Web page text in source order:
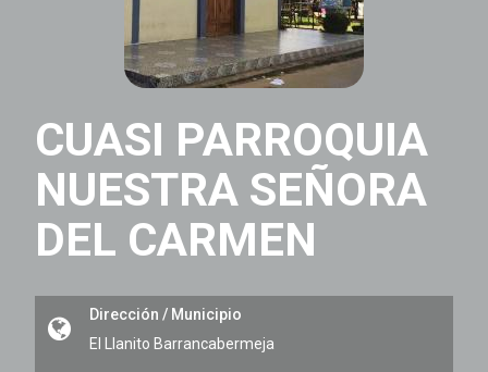
CUASI PARROQUIA
NUESTRA SEÑORA
DEL CARMEN
Dirección / Municipio
El Llanito Barrancabermeja